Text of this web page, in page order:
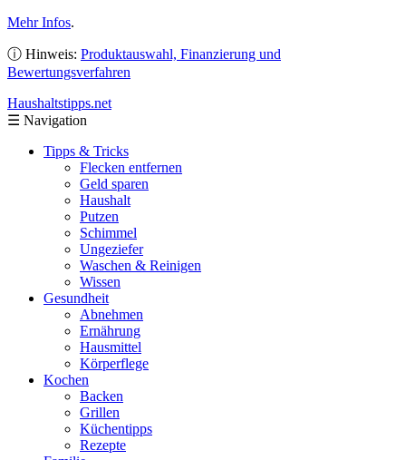
Mehr Infos.
ⓘ Hinweis: Produktauswahl, Finanzierung und
Bewertungsverfahren
Haushaltstipps.net
☰ Navigation
Tipps & Tricks
Flecken entfernen
Geld sparen
Haushalt
Putzen
Schimmel
Ungeziefer
Waschen & Reinigen
Wissen
Gesundheit
Abnehmen
Ernährung
Hausmittel
Körperflege
Kochen
Backen
Grillen
Küchentipps
Rezepte